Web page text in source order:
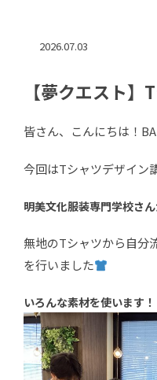
2026.07.03
【夢クエスト
皆さん、こんにちは！
今回はTシャツデザイン
明美文化服装専門学校さ
無地のTシャツから自分
を行いました
いろんな素材を使います！